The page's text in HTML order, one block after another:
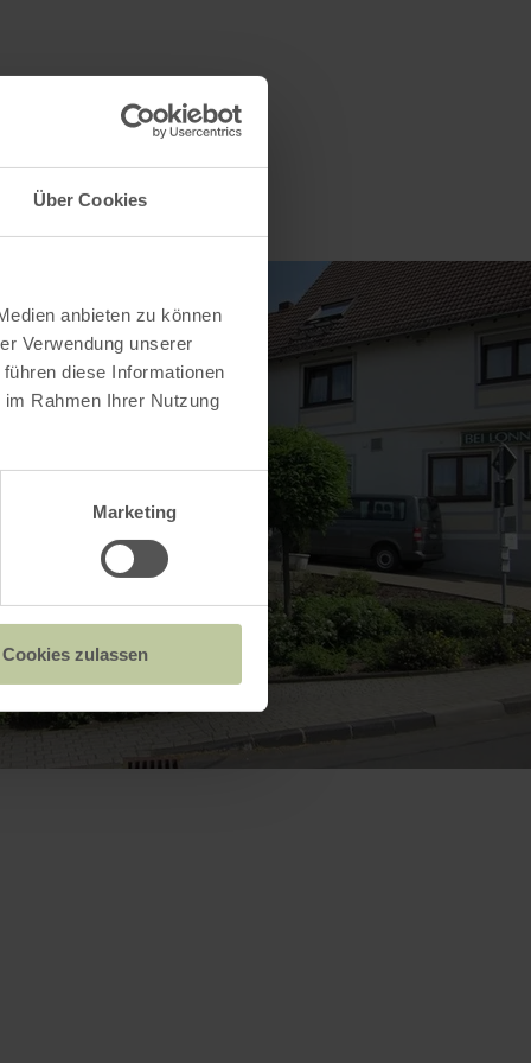
Über Cookies
anbieten zu können
Verwendung unserer
diese Informationen
Rahmen Ihrer Nutzung
Marketing
Cookies zulassen